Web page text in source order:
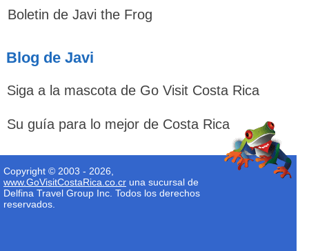
Boletin de Javi the Frog
Blog de Javi
Siga a la mascota de Go Visit Costa Rica
Su guía para lo mejor de Costa Rica
Copyright © 2003 - 2026,
www.GoVisitCostaRica.co.cr una sucursal de
Delfina Travel Group Inc. Todos los derechos
reservados.